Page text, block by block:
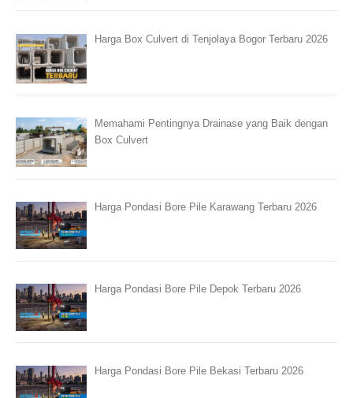
Harga Box Culvert di Tenjolaya Bogor Terbaru 2026
Memahami Pentingnya Drainase yang Baik dengan
Box Culvert
Harga Pondasi Bore Pile Karawang Terbaru 2026
Harga Pondasi Bore Pile Depok Terbaru 2026
Harga Pondasi Bore Pile Bekasi Terbaru 2026